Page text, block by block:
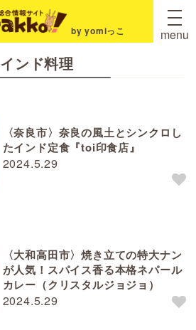
by yomiっこ menu
インド料理
2024.5.29
〈奈良市〉奈良の風土とシンクロし
たインド定食『toi印食店』
2024.5.29
〈大和高田市〉焼き立ての特大ナン
が人気！スパイス香る本格ネパール
カレー（クリスタルジョジョ）